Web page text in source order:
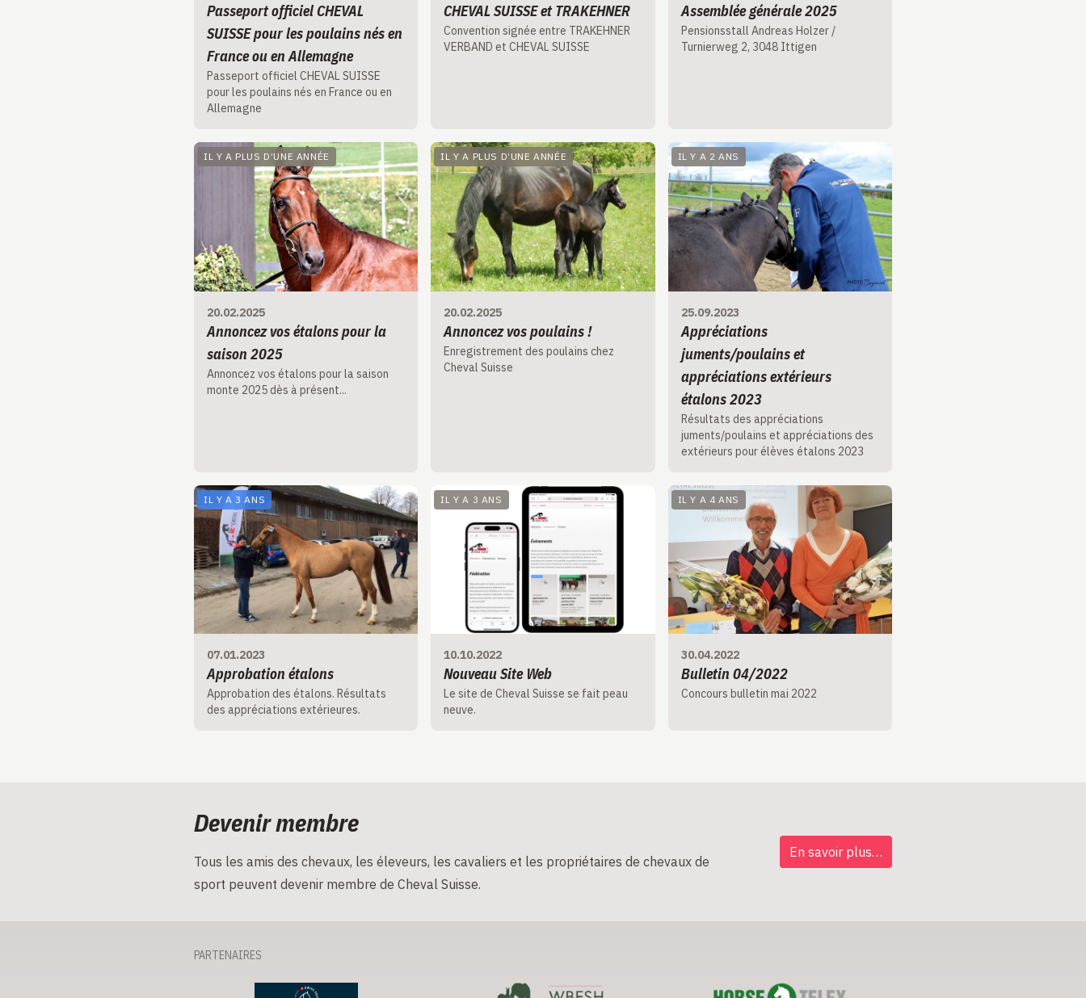
Passeport officiel CHEVAL
SUISSE pour les poulains nés en
France ou en Allemagne
Passeport officiel CHEVAL SUISSE
pour les poulains nés en France ou en
Allemagne
CHEVAL SUISSE et TRAKEHNER
Convention signée entre TRAKEHNER
VERBAND et CHEVAL SUISSE
Assemblée générale 2025
Pensionsstall Andreas Holzer /
Turnierweg 2, 3048 Ittigen
IL Y A PLUS D’UNE ANNÉE
20.02.2025
Annoncez vos étalons pour la
saison 2025
Annoncez vos étalons pour la saison
monte 2025 dès à présent...
IL Y A PLUS D’UNE ANNÉE
20.02.2025
Annoncez vos poulains !
Enregistrement des poulains chez
Cheval Suisse
IL Y A 2 ANS
25.09.2023
Appréciations
juments/poulains et
appréciations extérieurs
étalons 2023
Résultats des appréciations
juments/poulains et appréciations des
extérieurs pour élèves étalons 2023
IL Y A 3 ANS
07.01.2023
Approbation étalons
Approbation des étalons. Résultats
des appréciations extérieures.
IL Y A 3 ANS
10.10.2022
Nouveau Site Web
Le site de Cheval Suisse se fait peau
neuve.
IL Y A 4 ANS
30.04.2022
Bulletin 04/2022
Concours bulletin mai 2022
Devenir membre
Tous les amis des chevaux, les éleveurs, les cavaliers et les propriétaires de chevaux de
sport peuvent devenir membre de Cheval Suisse.
En savoir plus…
PARTENAIRES